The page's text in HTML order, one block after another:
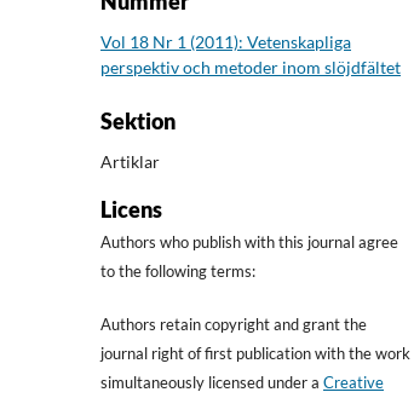
Vol 18 Nr 1 (2011): Vetenskapliga
perspektiv och metoder inom slöjdfältet
Sektion
Artiklar
Licens
Authors who publish with this journal agree
to the following terms:
Authors retain copyright and grant the
journal right of first publication with the work
simultaneously licensed under aCreative